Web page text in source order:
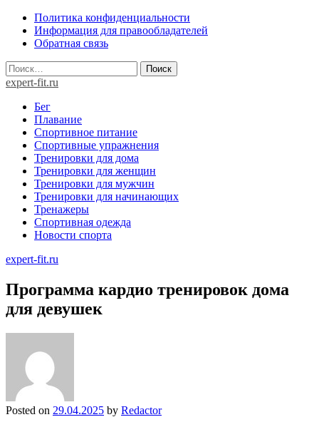
Skip
content
Политика конфиденциальности
Информация для правообладателей
Обратная связь
Найти:
expert-fit.ru
Бег
Плавание
Спортивное питание
Спортивные упражнения
Тренировки для дома
Тренировки для женщин
Тренировки для мужчин
Тренировки для начинающих
Тренажеры
Спортивная одежда
Новости спорта
expert-fit.ru
Программа кардио тренировок дома
для девушек
Posted on 29.04.2025 by Redactor